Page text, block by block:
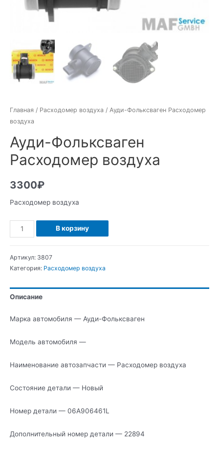
Главная / Расходомер воздуха / Ауди-Фольксваген Расходомер
воздуха
Ауди-Фольксваген
Расходомер воздуха
3300₽
Расходомер воздуха
Количество
Ауди-
Расходомер
В корзину
Артикул: 3807
Категория: Расходомер воздуха
Описание
Марка автомобиля — Ауди-Фольксваген
Модель автомобиля —
Наименование автозапчасти — Расходомер воздуха
Состояние детали — Новый
Номер детали — 06A906461L
Дополнительный номер детали — 22894